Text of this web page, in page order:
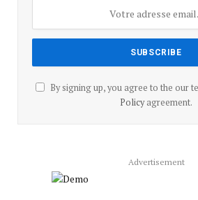
By signing up, you agree to the our
Policyagreement.
Advertisement